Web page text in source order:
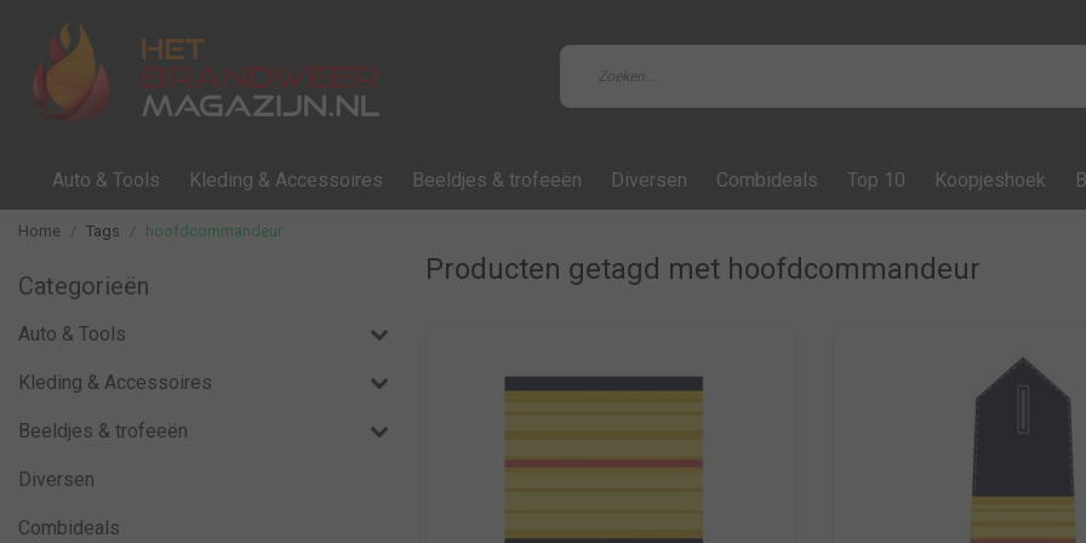
Auto & Tools Kleding & Accessoires Beeldjes & trofeeën Diversen Combideals Top 10 Koopjeshoek
Home Tags hoofdcommandeur
Categorieën
Auto & Tools
Kleding & Accessoires
Beeldjes & trofeeën
Diversen
Combideals
Producten getagd met hoofdcommandeur